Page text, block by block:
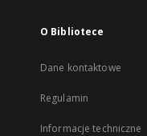
O Bibliotece
Dane kontaktowe
Regulamin
Informacje techniczne